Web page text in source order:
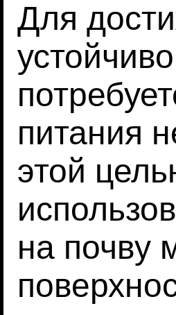
Для
питания
этой
на почву